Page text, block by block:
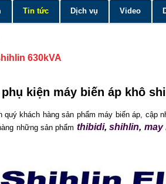
Tin tức Dịch vụ Video
630kVA
kiện máy biến áp khô
quý khách hàng sản phẩm máy biến áp, cập
những sản phẩm thibidi,shihlin, may